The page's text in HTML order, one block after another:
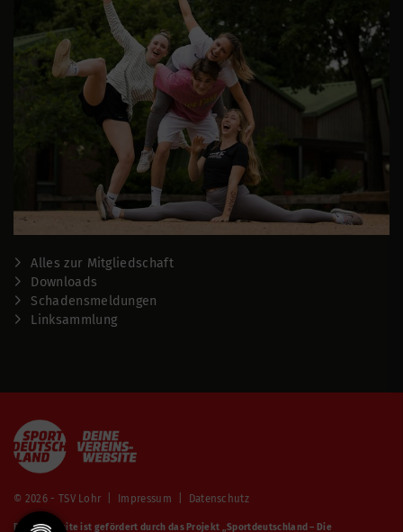
Alles zur Mitgliedschaft
Downloads
Schadensmeldungen
Linksammlung
© 2026 - TSV Lohr | Impressum Datenschutz
Diese Website ist gefördert durch das Projekt „Sportdeutschland – Die